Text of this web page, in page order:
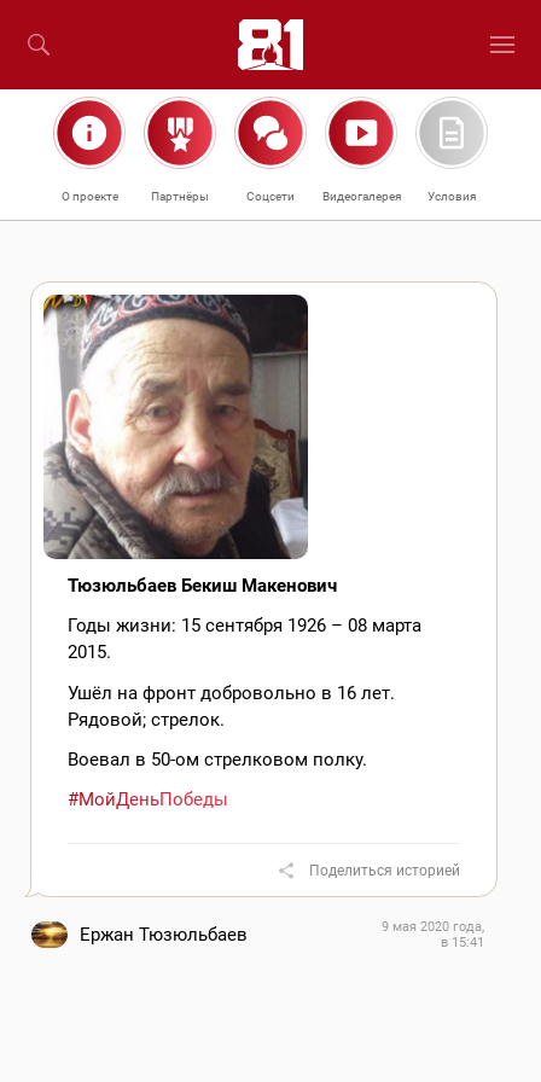
О проекте Партнёры Соцсети Видеогалерея Условия
Тюзюльбаев Бекиш Макенович
Годы жизни: 15 сентября 1926 – 08 марта
2015.
Ушёл на фронт добровольно в 16 лет.
Рядовой; стрелок.
Воевал в 50-ом стрелковом полку.
#МойДеньПобеды
Поделиться историей
Ержан Тюзюльбаев
9 мая 2020 года,
в 15:41